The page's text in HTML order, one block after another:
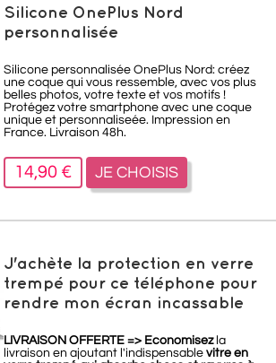
Silicone OnePlus Nord
personnalisée
Silicone personnalisée OnePlus Nord: créez
une coque qui vous ressemble, avec vos plus
belles photos, votre texte et vos motifs !
Protégez votre smartphone avec une coque
unique et personnaliseée. Impression en
France. Livraison 48h.
14,90 € JE CHOISIS
J'achète la protection en verre
trempé pour ce téléphone pour
rendre mon écran incassable
LIVRAISON OFFERTE => Economisezla
livraison en ajoutant l'indispensable vitre en